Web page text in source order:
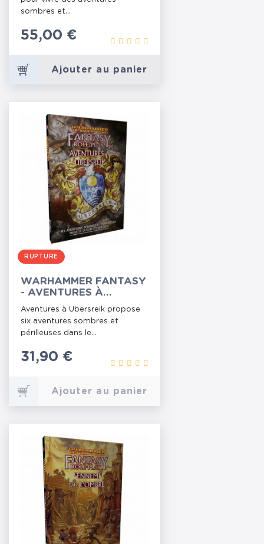
sombres et...
Prix
55,00 €
Ajouter au panier
RUPTURE
WARHAMMER FANTASY
- AVENTURES À
UBERSREIK
Aventures à Ubersreik propose
six aventures sombres et
périlleuses dans le...
Prix
31,90 €
Ajouter au panier